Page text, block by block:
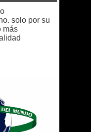
solo por su
más